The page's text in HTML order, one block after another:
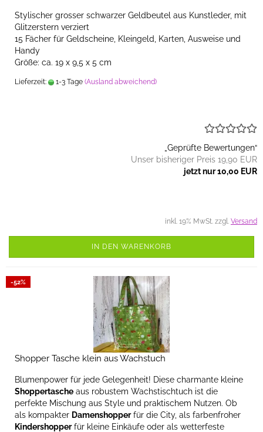
Stylischer grosser schwarzer Geldbeutel aus Kunstleder, mit
Glitzerstern verziert
15 Fächer für Geldscheine, Kleingeld, Karten, Ausweise und
Handy
Größe: ca. 19 x 9,5 x 5 cm
Lieferzeit: 1-3 Tage (Ausland abweichend)
„Geprüfte Bewertungen“
Unser bisheriger Preis 19,90 EUR
jetzt nur 10,00 EUR
inkl. 19% MwSt. zzgl. Versand
IN DEN WARENKORB
-52%
Shopper Tasche klein aus Wachstuch
Blumenpower für jede Gelegenheit! Diese charmante kleine
Shoppertasche aus robustem Wachstischtuch ist die
perfekte Mischung aus Style und praktischem Nutzen. Ob
als kompakter Damenshopperfür die City, als farbenfroher
Kindershopperfür kleine Einkäufe oder als wetterfeste